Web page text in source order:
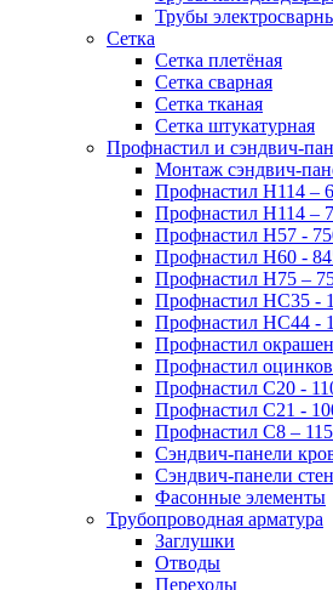
Трубы
Сетка
Сетка плетёная
Сетка сварная
Сетка тканая
Сетка штукатурная
Профнастил и сэндвич-
Монтаж сэндвич-
Профнастил Н114 –
Профнастил Н114 –
Профнастил Н57 -
Профнастил Н60 -
Профнастил Н75 –
Профнастил НС35 -
Профнастил НС44 -
Профнастил
Профнастил
Профнастил С20 -
Профнастил С21 -
Профнастил С8 –
Сэндвич-панели
Сэндвич-панели
Фасонные элементы
Трубопроводная арматура
Заглушки
Отводы
Переходы